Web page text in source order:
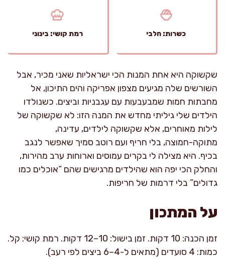
כשרות: חלבי רמת קושי: בינוני
שקשוקה היא אחת המנות הכי ישראליות שאני מכיר, אבל
השורשים שלה מגיעים מצפון אפריקה והים התיכון, אל
מחבתות חמות שמבעבעות עם עגבניות וביצים. כשנולדו
הילדים שלי גיליתי מחדש את המנה הזו: לא שקשוקה של
לילות מאוחרים, אלא שקשוקה לילדים, עדינה,
מתוקה-חמוצה, בלי חריף ועם רוטב סמיך שאפשר לנגב
בכיף. היא מצילה לי בקרים עמוסים וארוחות ערב מהירות,
והחלק הכי יפה הוא שהילדים מרגישים שהם “אוכלים כמו
גדולים” בלי דרמות של חריפות.
על המתכון
זמן הכנה: 10 דקות. זמן בישול: 10–12 דקות. רמת קושי: קל.
כמות: 4 סועדים (מתאים ל-4–6 ביצים לפי רעב).